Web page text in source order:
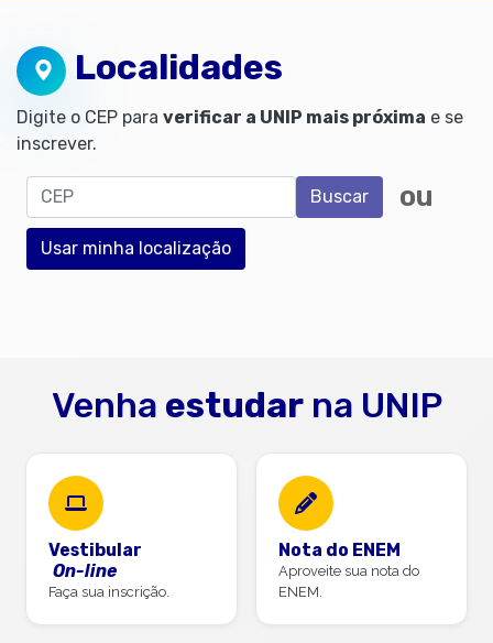
Localidades
Digite o CEP para verificar a UNIP mais próxima e se
inscrever.
CEP Buscar ou
Usar minha localização
Venha estudarna UNIP
Vestibular
On-line
Faça sua inscrição.
Nota do ENEM
Aproveite sua nota do
ENEM.